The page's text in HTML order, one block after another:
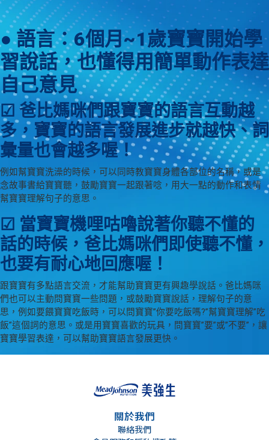
● 語言：6個月~1歲寶寶開始學
習說話，也懂得用簡單動作表達
自己意見
☑ 爸比媽咪們跟寶寶的語言互動越
多，寶寶的語言發展進步就越快、詞
彙量也會越多喔！
例如幫寶寶洗澡的時候，可以同時教寶寶身體各部位的名稱，或是
念故事書給寶寶聽，鼓勵寶寶一起跟著唸，用大一點的動作和表情
幫寶寶理解句子的意思。
☑ 當寶寶機哩咕嚕說著你聽不懂的
話的時候，爸比媽咪們即使聽不懂，
也要有耐心地回應喔！
跟寶寶有多點語言交流，才能幫助寶寶更有興趣學說話。爸比媽咪
們也可以主動問寶寶一些問題，或鼓勵寶寶說話，理解句子的意
思，例如要餵寶寶吃飯時，可以問寶寶”你要吃飯嗎?”幫寶寶理解”吃
飯”這個詞的意思。或是用寶寶喜歡的玩具，問寶寶”要”或”不要”，讓
寶寶學習表達，可以幫助寶寶語言發展更快。
關於我們
聯絡我們